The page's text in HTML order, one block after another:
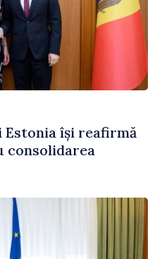
Estonia își reafirmă
consolidarea